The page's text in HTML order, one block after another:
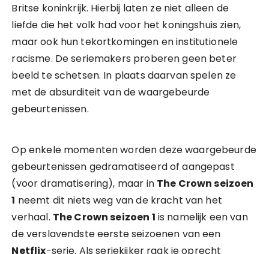
Britse koninkrijk. Hierbij laten ze niet alleen de
liefde die het volk had voor het koningshuis zien,
maar ook hun tekortkomingen en institutionele
racisme. De seriemakers proberen geen beter
beeld te schetsen. In plaats daarvan spelen ze
met de absurditeit van de waargebeurde
gebeurtenissen.
Op enkele momenten worden deze waargebeurde
gebeurtenissen gedramatiseerd of aangepast
(voor dramatisering), maar in The Crown seizoen
1 neemt dit niets weg van de kracht van het
verhaal. The Crown seizoen 1 is namelijk een van
de verslavendste eerste seizoenen van een
Netflix-serie. Als seriekijker raak je oprecht